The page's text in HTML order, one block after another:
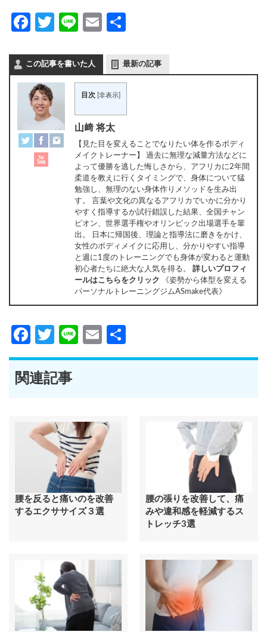
Facebook
Twitter
LineEmail
この記事を書いた人 最新の記事
目次 非表示
山﨑 将太
【見た目を変えることでなりたい体を作るボディ
メイクトレーナー】 過去に無理な減量方法などに
よって優勝を逃した悔しさから、アフリカに2年間
柔道を教えに行くタイミングで、身体について猛
勉強し、無理のない身体作りメソッドを生み出
す。 言葉や文化の異なるアフリカでいかに分かり
やすく指導するか試行錯誤した結果、全国チャン
ピオン、世界選手権やオリンピック出場選手を輩
出。 日本に帰国後、理論と指導法に磨きをかけ、
女性のボディメイクに応用し、分かりやすい指導
と週に1度のトレーニングでも身体が変わると運動
初心者たちに絶大な人気を得る。 詳しいプロフィ
ールはこちらをクリック 《姿勢から体型を変える
パーソナルトレーニングジムASmake代表》
Facebook
Twitter
LineEmail
有
関連記事
腰を反ると痛いのを改善
するエクササイズ３選
腰の張りを改善して、痛
みや違和感を軽減するス
トレッチ3選